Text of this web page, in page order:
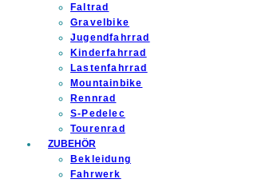
Faltrad
Gravelbike
Jugendfahrrad
Kinderfahrrad
Lastenfahrrad
Mountainbike
Rennrad
S-Pedelec
Tourenrad
ZUBEHÖR
Bekleidung
Fahrwerk